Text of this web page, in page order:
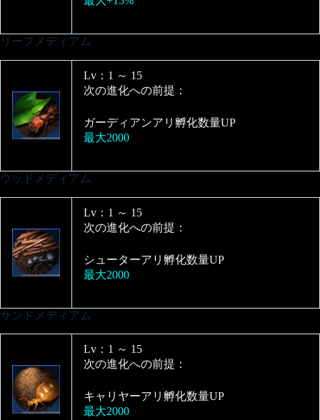
リーフメディアム
Lv：1 ～ 15
次の進化への前提：
ガーディアンアリ孵化数量UP
最大2000
ウッドメディアム
Lv：1 ～ 15
次の進化への前提：
シューターアリ孵化数量UP
最大2000
サンドメディアム
Lv：1 ～ 15
次の進化への前提：
キャリヤーアリ孵化数量UP
最大2000